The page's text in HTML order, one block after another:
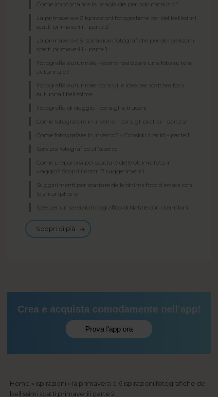
Come immortalare la magia del periodo natalizio?
La primavera e 6 ispirazioni fotografiche per dei bellissimi
scatti primaverili - parte 2
La primavera e 5 ispirazioni fotografiche per dei bellissimi
scatti primaverili - parte 1
Fotografia autunnale – come realizzare una foto su tela
autunnale?
Fotografia autunnale: consigli e idee per scattare foto
autunnali bellissime
Fotografia di viaggio - consigli e trucchi
Come fotografare in inverno - consigli pratici - parte 2
Come fotografare in inverno? - Consigli pratici - parte 1
Servizio fotografico all’aperto
Come prepararsi per scattare delle ottime foto in
viaggio? Scopri i nostri 7 suggerimenti
Suggerimenti per scattare delle ottime foto d'estate con
lo smartphone
Idee per un servizio fotografico di Natale con i bambini
Scopri di più
Crea e acquista comodamente nell'app!
Prova l'app ora
Briciole
Home ispirazioni
la primavera e 6 ispirazioni fotografiche dei
bellissimi scatti primaverili parte 2